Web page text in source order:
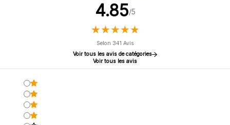
4.85/5
★★★★★
★★★★★
Selon 341 Avis
Voir tous les avis de catégories
Voir tous les avis